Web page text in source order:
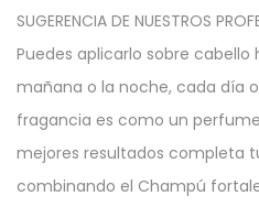
SUGERENCIA DE NUESTROS
Puedes aplicarlo sobre cabello
mañana o la noche, cada día
fragancia es como un
mejores resultados completa tu
combinando el Champú